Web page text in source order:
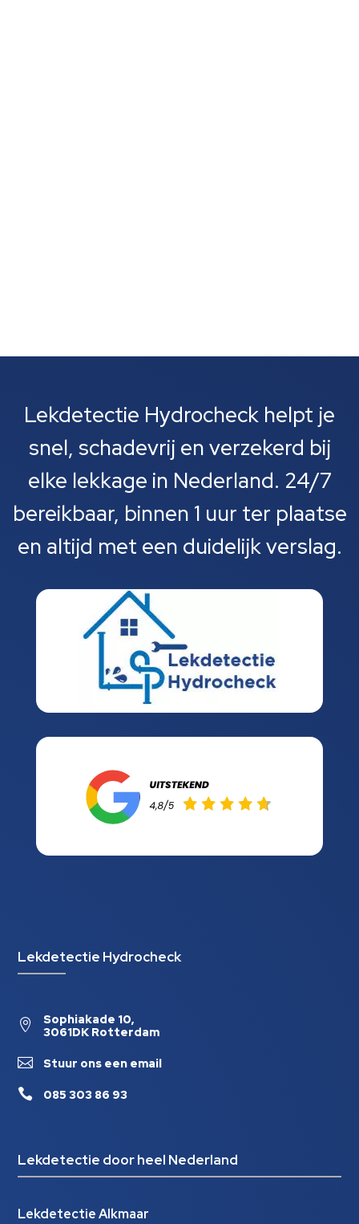
Lekdetectie Hydrocheck helpt je
snel, schadevrij en verzekerd bij
elke lekkage in Nederland. 24/7
bereikbaar, binnen 1 uur ter plaatse
en altijd met een duidelijk verslag.
Lekdetectie Hydrocheck

Sophiakade 10,
3061DK Rotterdam
 Stuur ons een email
 085 303 86 93
Lekdetectie door heel Nederland
Lekdetectie Alkmaar